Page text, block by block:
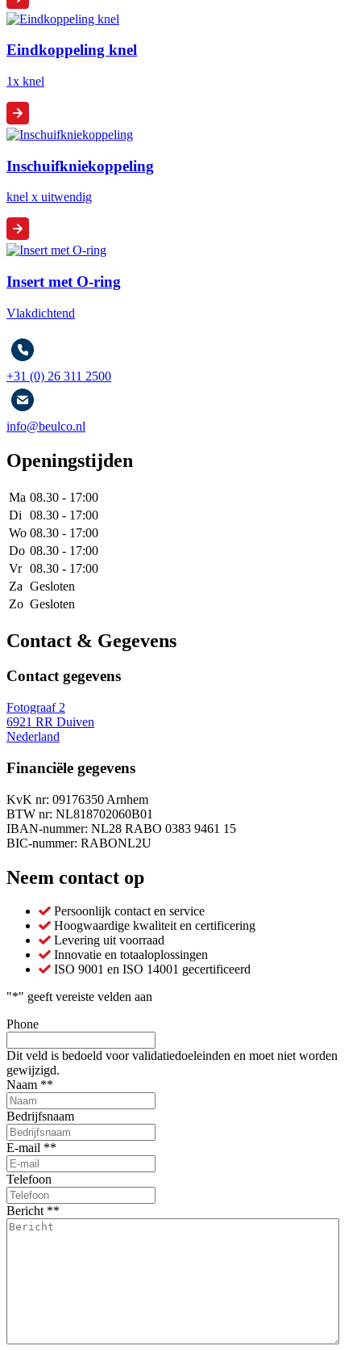
Eindkoppeling knel
1x knel
Inschuifkniekoppeling
knel x uitwendig
Insert met O-ring
Vlakdichtend
+31 (0) 26 311 2500
info@beulco.nl
Openingstijden
Ma 08.30 - 17:00
Di
08.30 - 17:00
Wo 08.30 - 17:00
Do 08.30 - 17:00
Vr 08.30 - 17:00
Za Gesloten
Zo Gesloten
Contact & Gegevens
Contact gegevens
Fotograaf 2
6921 RR Duiven
Nederland
Financiële gegevens
KvK nr: 09176350 Arnhem
BTW nr: NL818702060B01
IBAN-nummer: NL28 RABO 0383 9461 15
BIC-nummer: RABONL2U
Neem contact op
Persoonlijk contact en service
Hoogwaardige kwaliteit en certificering
Levering uit voorraad
Innovatie en totaaloplossingen
ISO 9001 en ISO 14001 gecertificeerd
"*" geeft vereiste velden aan
Phone
Dit veld is bedoeld voor validatiedoeleinden en moet niet worden
gewijzigd.
Naam **
Bedrijfsnaam
E-mail **
Telefoon
Bericht **